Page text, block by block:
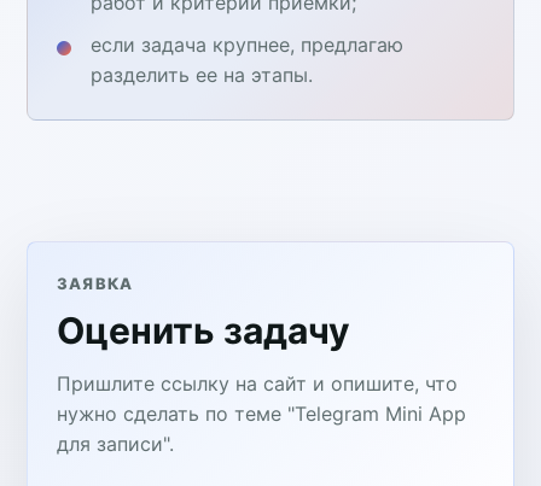
если задача крупнее, предлагаю
разделить ее на этапы.
ЗАЯВКА
Оценить задачу
Пришлите ссылку на сайт и опишите, что
нужно сделать по теме "Telegram Mini App
для записи".